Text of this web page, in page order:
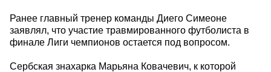
Ранее главный тренер команды Диего Симеоне
заявлял, что участие травмированного футболиста в
финале Лиги чемпионов остается под вопросом.
Сербская знахарка Марьяна Ковачевич, к которой